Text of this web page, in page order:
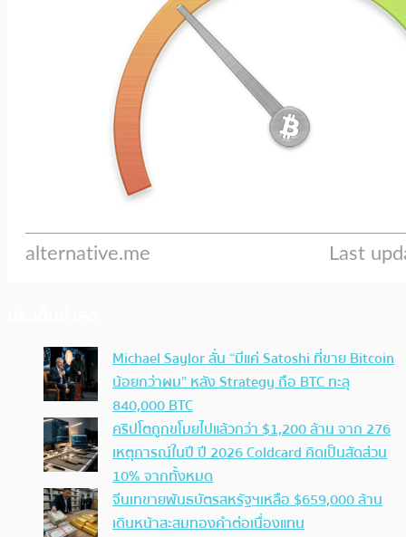
Michael Saylor ลั่น “มีแค่ Satoshi ที่ขาย Bitcoin
น้อยกว่าผม” หลัง Strategy ถือ BTC ทะลุ
840,000 BTC
คริปโตถูกขโมยไปแล้วกว่า $1,200 ล้าน จาก 276
เหตุการณ์ในปี ปี 2026 Coldcard คิดเป็นสัดส่วน
10% จากทั้งหมด
จีนเทขายพันธบัตรสหรัฐฯเหลือ $659,000 ล้าน
เดินหน้าสะสมทองคำต่อเนื่องแทน